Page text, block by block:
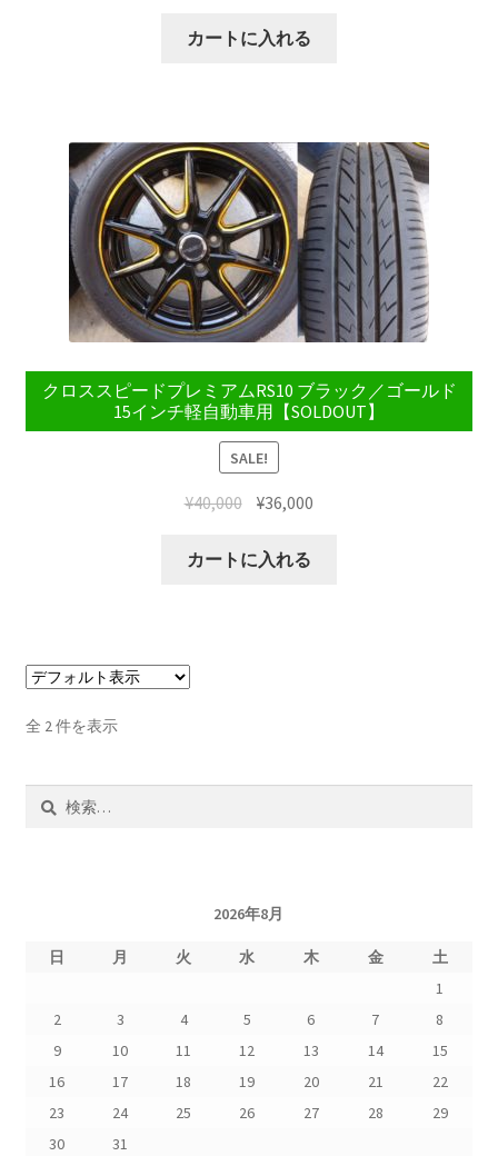
カートに入れる
クロススピードプレミアムRS10 ブラック／ゴールド
15インチ軽自動車用【SOLDOUT】
SALE!
¥40,000 ¥36,000
カートに入れる
全 2 件を表示
2026年8月
日 月 火 水 木 金
土
1
2
3 4 5 6 7
8
9
10 11 12 13 14
15
16
17 18 19 20 21
22
23
24 25 26 27 28
29
30
31